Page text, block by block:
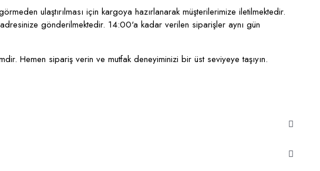
ulaştırılması için kargoya hazırlanarak müşterilerimize iletilmektedir.
gönderilmektedir. 14:00'a kadar verilen siparişler aynı gün
Hemen sipariş verin ve mutfak deneyiminizi bir üst seviyeye taşıyın.